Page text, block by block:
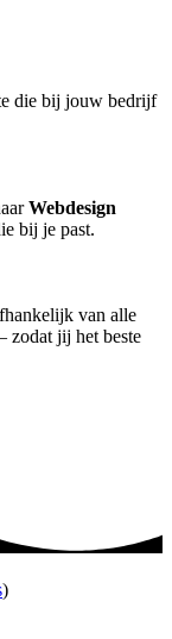
die bij jouw bedrijf
Webdesign
bij je past.
van alle
zodat jij het beste
)